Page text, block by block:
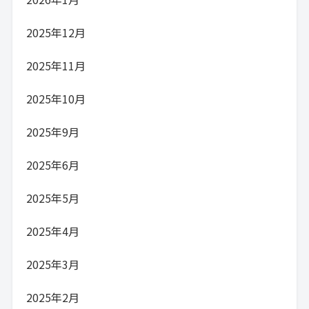
2025年12月
2025年11月
2025年10月
2025年9月
2025年6月
2025年5月
2025年4月
2025年3月
2025年2月